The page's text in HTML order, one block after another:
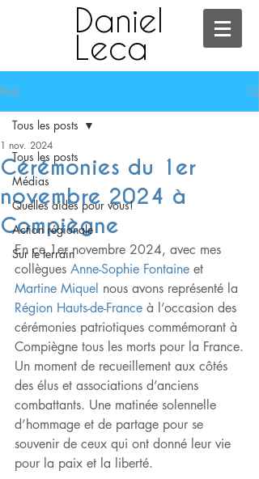
Daniel
Leca
Post
Tous les posts
Médias
Quelles aides pour vous!
Action régionale
Sur le terrain
Tous les posts
Cérémonies du 1er
novembre 2024 à
Compiègne
1 nov. 2024
En ce 1er novembre 2024, avec mes
collègues Anne-Sophie Fontaine et
Martine Miquel nous avons représenté la
Région Hauts-de-France à l’occasion des
cérémonies patriotiques commémorant à
Compiègne tous les morts pour la France.
Un moment de recueillement aux côtés
des élus et associations d’anciens
combattants. Une matinée solennelle
d’hommage et de partage pour se
souvenir de ceux qui ont donné leur vie
pour la paix et la liberté.